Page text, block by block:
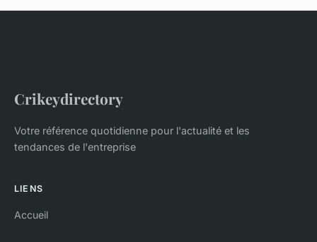
Crikeydirectory
Votre référence quotidienne pour l'actualité et les
tendances de l'entreprise
LIENS
Accueil